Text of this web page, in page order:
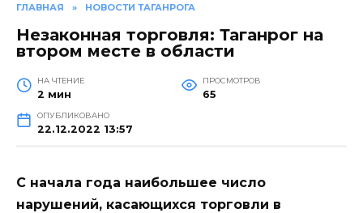
ГЛАВНАЯ » НОВОСТИ ТАГАНРОГА
Незаконная торговля: Таганрог на
втором месте в области
НА ЧТЕНИЕ
2 мин
ПРОСМОТРОВ
65
ОПУБЛИКОВАНО
22.12.2022 13:57
С начала года наибольшее число
нарушений, касающихся торговли в